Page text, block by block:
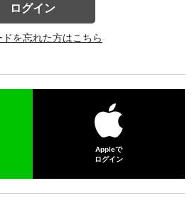
ログイン
を忘れた方はこちら
Appleで
ログイン